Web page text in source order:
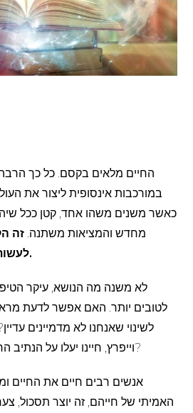
החיים מלאים בקסם. כל כך הרבה
במורכבות אינסופית ליצור את
כאשר משנים משהו אחד, קטן ככל
מחדש והמציאות משתנה. זה
לעשות בחיינו ופונים לטיפול.
לא משנה מה הנושא, עיקר
לטובים יותר. האם אפשר לדעת
לשינוי שאנחנו לא מדמיינים
וייפרץ, חיינו יעלו על הנתיב החדש אליו אנחנו מייחלים?
אנשים רבים חיים את החיים
האמיתי של חייהם, זה יוצר תסכול,